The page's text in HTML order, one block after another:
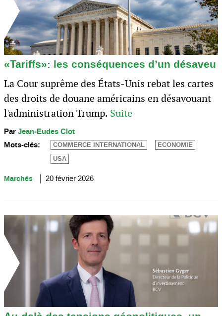
«Tariffs»: les conséquences d’un désaveu
La Cour suprême des États-Unis rebat les cartes
des droits de douane américains en désavouant
l'administration Trump. Suite
ParJean-Eudes Clot
Mots-clés:
COMMERCE INTERNATIONAL
ECONOMIE
USA
Marchés 20 février 2026